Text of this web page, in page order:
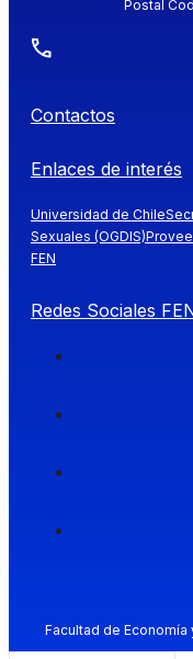
Postal
Contactos
Enlaces de interés
Universidad de Chile
Sexuales (OGDIS)
FEN
Redes Sociales
Facultad de Economía